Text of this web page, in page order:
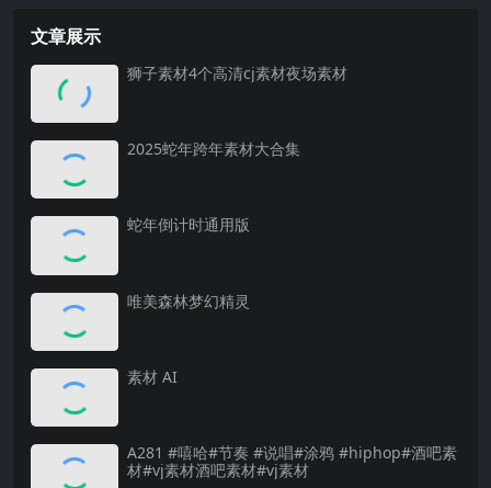
文章展示
狮子素材4个高清cj素材夜场素材
2025蛇年跨年素材大合集
蛇年倒计时通用版
唯美森林梦幻精灵
素材 AI
A281 #嘻哈#节奏 #说唱#涂鸦 #hiphop#酒吧素
材#vj素材酒吧素材#vj素材